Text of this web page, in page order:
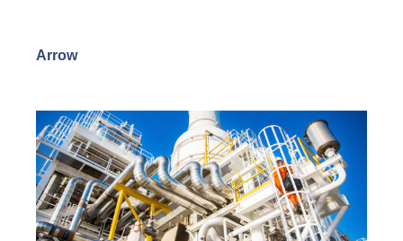
Arrow